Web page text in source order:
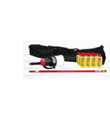
Seguridad
Protección